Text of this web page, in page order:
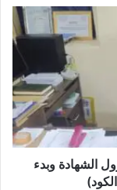
الشهادة وبدء